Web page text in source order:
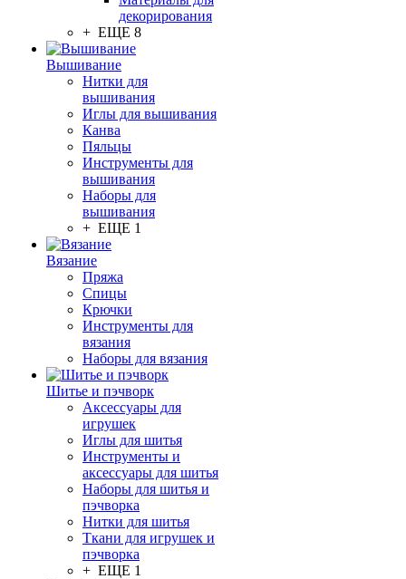
декорирования
+ ЕЩЕ 8
Вышивание
Нитки для
вышивания
Иглы для вышивания
Канва
Пяльцы
Инструменты для
вышивания
Наборы для
вышивания
+ ЕЩЕ 1
Вязание
Пряжа
Спицы
Крючки
Инструменты для
вязания
Наборы для вязания
Шитье и пэчворк
Аксессуары для
игрушек
Иглы для шитья
Инструменты и
аксессуары для шитья
Наборы для шитья и
пэчворка
Нитки для шитья
Ткани для игрушек и
пэчворка
+ ЕЩЕ 1